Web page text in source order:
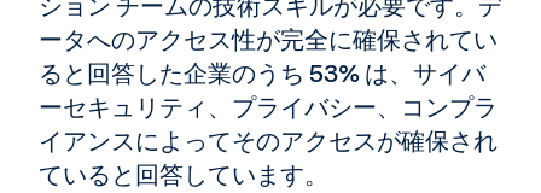
ータへのアクセス性が完全に確保されてい
ると回答した企業のうち 53% は、サイバ
ーセキュリティ、プライバシー、コンプラ
イアンスによってそのアクセスが確保され
ていると回答しています。